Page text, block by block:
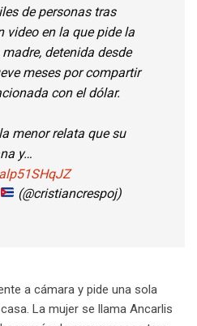
de personas tras
video en la que pide la
detenida desde
meses por compartir
con el dólar.
menor relata que su
y…
(@cristiancrespoj)
a cámara y pide una sola
La mujer se llama Ancarlis